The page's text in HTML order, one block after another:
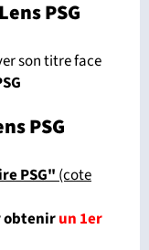
PSG
son titre face
PSG
PSG"(cote
obtenirun 1er